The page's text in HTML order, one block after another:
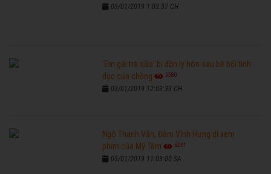
03/01/2019 1:03:37 CH
'Em gái trà sữa' bị đồn ly hôn sau bê bối tình
dục của chồng
6580
03/01/2019 12:03:33 CH
Ngô Thanh Vân, Đàm Vĩnh Hưng đi xem
phim của Mỹ Tâm
6261
03/01/2019 11:03:00 SA